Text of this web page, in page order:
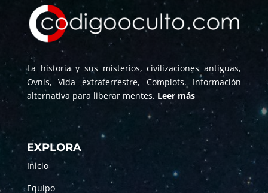
La historia y sus misterios, civilizaciones antiguas,
Ovnis, Vida extraterrestre, Complots. Información
alternativa para liberar mentes. Leer más
EXPLORA
Inicio
Equipo